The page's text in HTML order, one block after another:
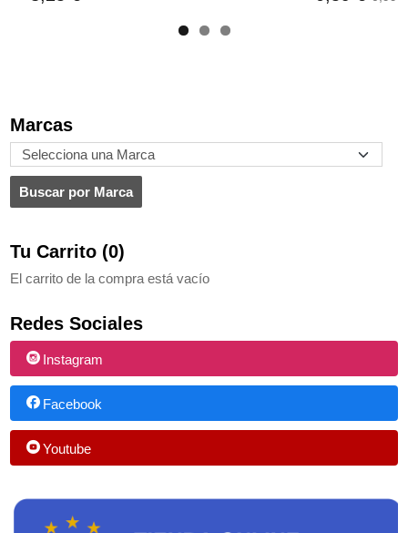
Marcas
Tu Carrito (0)
El carrito de la compra está vacío
Redes Sociales
Instagram
Facebook
Youtube